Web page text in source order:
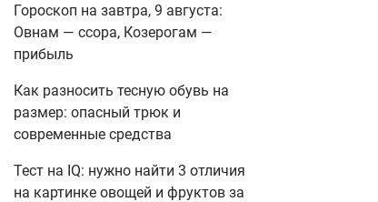
Гороскоп на завтра, 9 августа:
Овнам — ссора, Козерогам —
прибыль
Как разносить тесную обувь на
размер: опасный трюк и
современные средства
Тест на IQ: нужно найти 3 отличия
на картинке овощей и фруктов за